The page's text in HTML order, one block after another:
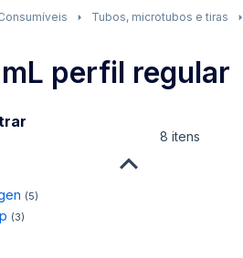
Tubos, microtubos e tiras
perfil regular
8 itens
5items
3items